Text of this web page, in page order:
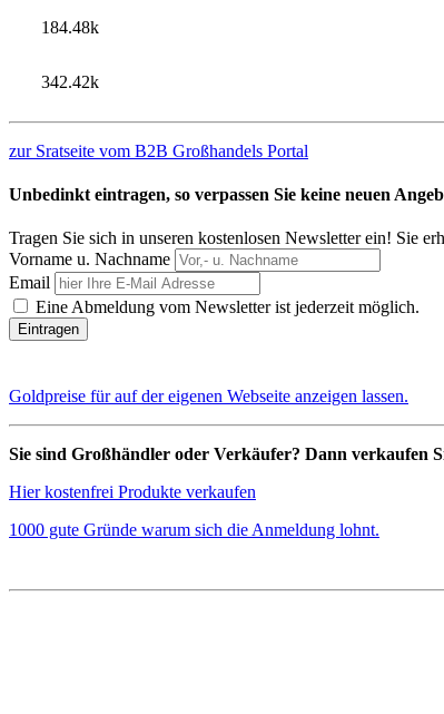
zur Sratseite vom B2B Großhandels Portal
Unbedinkt eintragen, so verpassen Sie keine neuen
Tragen Sie sich in unseren kostenlosen Newsletter ein! Sie
Vorname u. Nachname
Email
Eine Abmeldung vom Newsletter ist jederzeit möglich.
Goldpreise für auf der eigenen Webseite anzeigen lassen.
Sie sind Großhändler oder Verkäufer? Dann verkaufen
Hier kostenfrei Produkte verkaufen
1000 gute Gründe warum sich die Anmeldung lohnt.
184.48k
342.42k